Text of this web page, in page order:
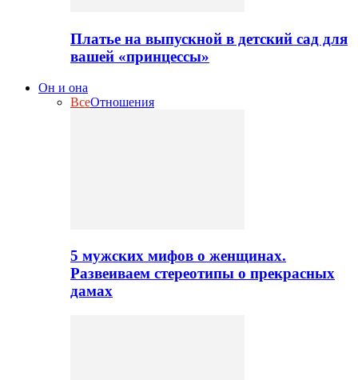
Платье на выпускной в детский сад для
вашей «принцессы»
Он и она
ВсеОтношения
5 мужских мифов о женщинах.
Развеиваем стереотипы о прекрасных
дамах